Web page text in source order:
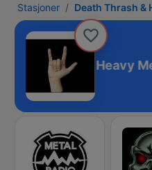
Stasjoner Death Thrash &
Thrash & Heavy